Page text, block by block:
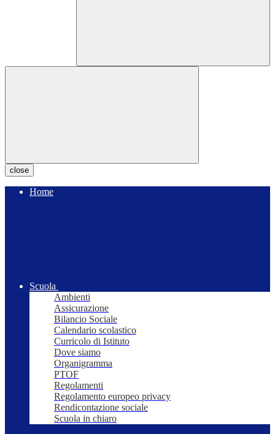
close
Home
Scuola
Ambienti
Assicurazione
Bilancio Sociale
Calendario scolastico
Curricolo di Istituto
Dove siamo
Organigramma
PTOF
Regolamenti
Regolamento europeo privacy
Rendicontazione sociale
Scuola in chiaro